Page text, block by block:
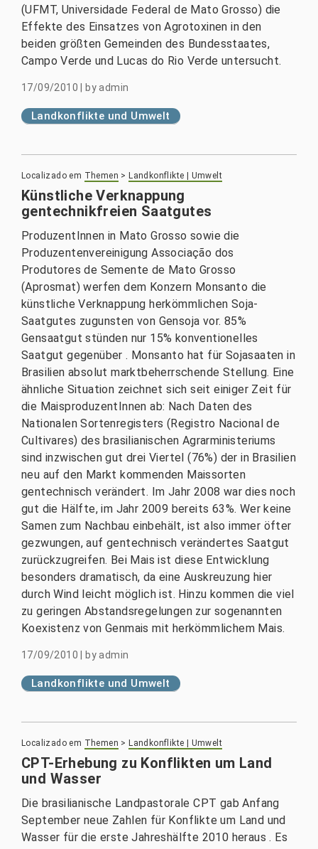
(UFMT, Universidade Federal de Mato Grosso) die
Effekte des Einsatzes von Agrotoxinen in den
beiden größten Gemeinden des Bundesstaates,
Campo Verde und Lucas do Rio Verde untersucht.
17/09/2010 byadmin
Landkonflikte und Umwelt
Localizado em Themen > Landkonflikte | Umwelt
Künstliche Verknappung
gentechnikfreien Saatgutes
ProduzentInnen in Mato Grosso sowie die
Produzentenvereinigung Associação dos
Produtores de Semente de Mato Grosso
(Aprosmat) werfen dem Konzern Monsanto die
künstliche Verknappung herkömmlichen Soja-
Saatgutes zugunsten von Gensoja vor. 85%
Gensaatgut stünden nur 15% konventionelles
Saatgut gegenüber . Monsanto hat für Sojasaaten in
Brasilien absolut marktbeherrschende Stellung. Eine
ähnliche Situation zeichnet sich seit einiger Zeit für
die MaisproduzentInnen ab: Nach Daten des
Nationalen Sortenregisters (Registro Nacional de
Cultivares) des brasilianischen Agrarministeriums
sind inzwischen gut drei Viertel (76%) der in Brasilien
neu auf den Markt kommenden Maissorten
gentechnisch verändert. Im Jahr 2008 war dies noch
gut die Hälfte, im Jahr 2009 bereits 63%. Wer keine
Samen zum Nachbau einbehält, ist also immer öfter
gezwungen, auf gentechnisch verändertes Saatgut
zurückzugreifen. Bei Mais ist diese Entwicklung
besonders dramatisch, da eine Auskreuzung hier
durch Wind leicht möglich ist. Hinzu kommen die viel
zu geringen Abstandsregelungen zur sogenannten
Koexistenz von Genmais mit herkömmlichem Mais.
17/09/2010 byadmin
Landkonflikte und Umwelt
Localizado em Themen > Landkonflikte | Umwelt
CPT-Erhebung zu Konflikten um Land
und Wasser
Die brasilianische Landpastorale CPT gab Anfang
September neue Zahlen für Konflikte um Land und
Wasser für die erste Jahreshälfte 2010 heraus . Es